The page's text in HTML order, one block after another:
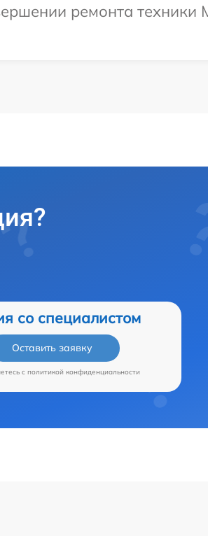
ремонта техники
со специалистом
Оставить заявку
c политикой конфиденциальности